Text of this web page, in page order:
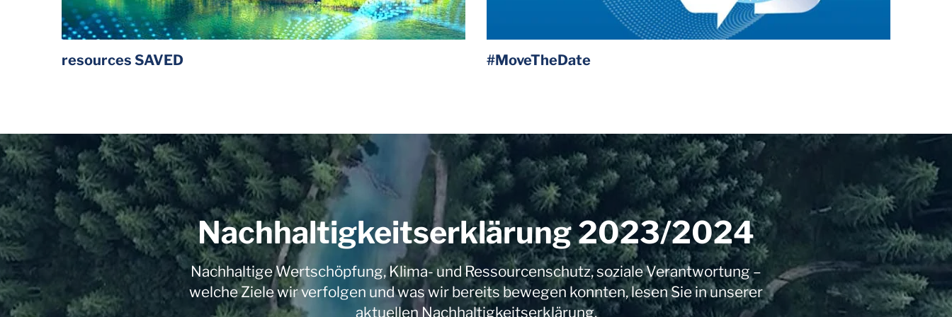
resources SAVED #MoveTheDate
Nachhaltigkeitserklärung 2023/2024
Nachhaltige Wertschöpfung, Klima- und Ressourcenschutz, soziale Verantwortung –
welche Ziele wir verfolgen und was wir bereits bewegen konnten, lesen Sie in unserer
aktuellen Nachhaltigkeitserklärung.